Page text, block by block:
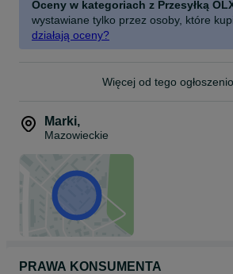
Oceny w kategoriach z Przesyłką
wystawiane tylko przez osoby, które
działają oceny?
Więcej od tego
Marki,
Mazowieckie
PRAWA KONSUMENTA